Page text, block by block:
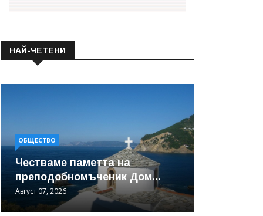
НАЙ-ЧЕТЕНИ
ОБЩЕСТВО
Честваме паметта на
преподобномъченик Дом...
Август 07, 2026